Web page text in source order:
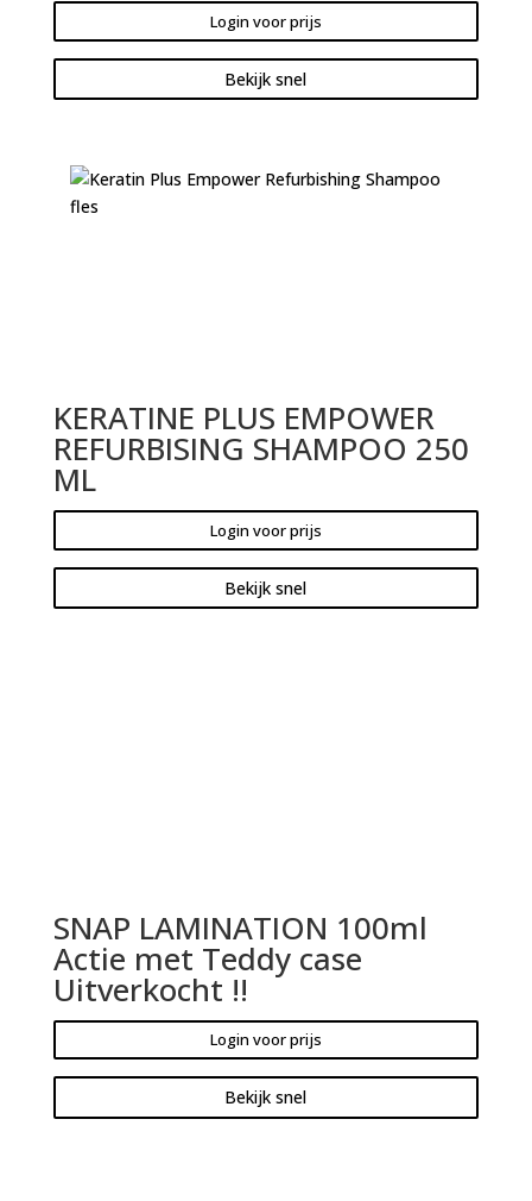
Login voor prijs
Bekijk snel
KERATINE PLUS EMPOWER
REFURBISING SHAMPOO 250
ML
Login voor prijs
Bekijk snel
SNAP LAMINATION 100ml
Actie met Teddy case
Uitverkocht !!
Login voor prijs
Bekijk snel